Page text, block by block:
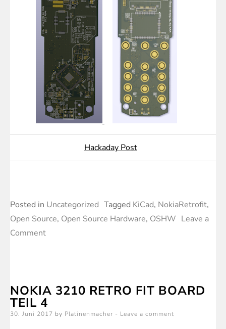
Hackaday Post
Posted in Uncategorized Tagged KiCad, NokiaRetrofit,
Open Source, Open Source Hardware, OSHW Leave a
Commenton
Fit
Board
Teil
NOKIA 3210 RETRO FIT BOARD
TEIL 4
Posted
30. Juni 2017 by Platinenmacher Leave a comment